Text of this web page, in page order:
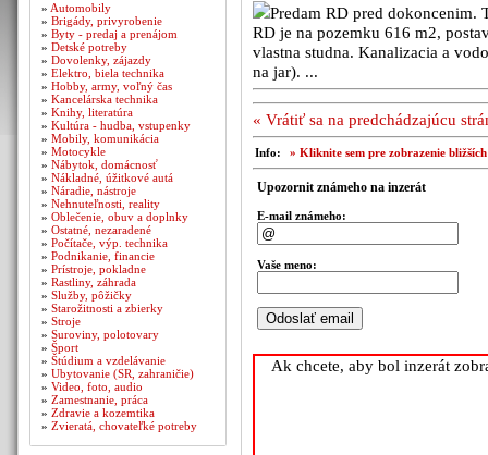
» Automobily
» Brigády, privyrobenie
» Byty - predaj a prenájom
» Detské potreby
» Dovolenky, zájazdy
» Elektro, biela technika
» Hobby, army, voľný čas
» Kancelárska technika
» Knihy, literatúra
» Kultúra - hudba, vstupenky
» Mobily, komunikácia
» Motocykle
» Nábytok, domácnosť
» Nákladné, úžitkové autá
» Náradie, nástroje
» Nehnuteľnosti, reality
» Oblečenie, obuv a doplnky
» Ostatné, nezaradené
» Počítače, výp. technika
» Podnikanie, financie
» Prístroje, pokladne
» Rastliny, záhrada
» Služby, pôžičky
» Starožitnosti a zbierky
» Stroje
» Suroviny, polotovary
» Šport
» Štúdium a vzdelávanie
» Ubytovanie (SR, zahraničie)
» Video, foto, audio
» Zamestnanie, práca
» Zdravie a kozemtika
» Zvieratá, chovateľké potreby
Predam RD pred dokoncenim.
RD je na pozemku 616 m2,
vlastna studna. Kanalizacia a
na jar). ...
« Vrátiť sa na predchádzajúcu
Info: » Kliknite sem pre zobrazenie
Upozornit známeho na inzerát
E-mail známeho:
Vaše meno:
Ak chcete, aby bol inzerát